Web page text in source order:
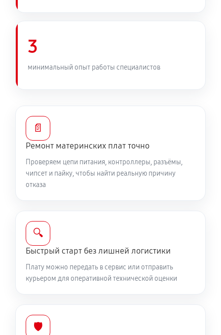
3
минимальный опыт работы специалистов
📄
Ремонт материнских плат точно
Проверяем цепи питания, контроллеры, разъёмы,
чипсет и пайку, чтобы найти реальную причину
отказа
🔍
Быстрый старт без лишней логистики
Плату можно передать в сервис или отправить
курьером для оперативной технической оценки
🛡️